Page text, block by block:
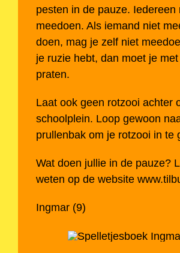
pesten in de pauze. Iedereen
meedoen. Als iemand niet
doen, mag je zelf niet
je ruzie hebt, dan moet je
praten.
Laat ook geen rotzooi achter
schoolplein. Loop gewoon
prullenbak om je rotzooi in te
Wat doen jullie in de pauze?
weten op de website
Ingmar (9)